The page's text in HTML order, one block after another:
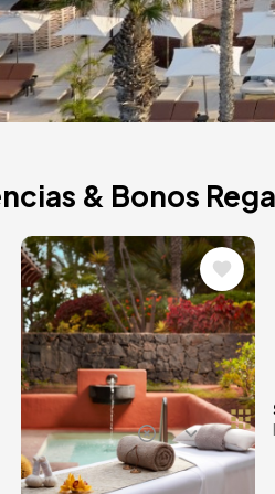
Tenerife
del lujoso hotel Tivoli La Caleta
y relájate en el spa o regálate un
para relajarse en Tenerife.
& Bonos
Image